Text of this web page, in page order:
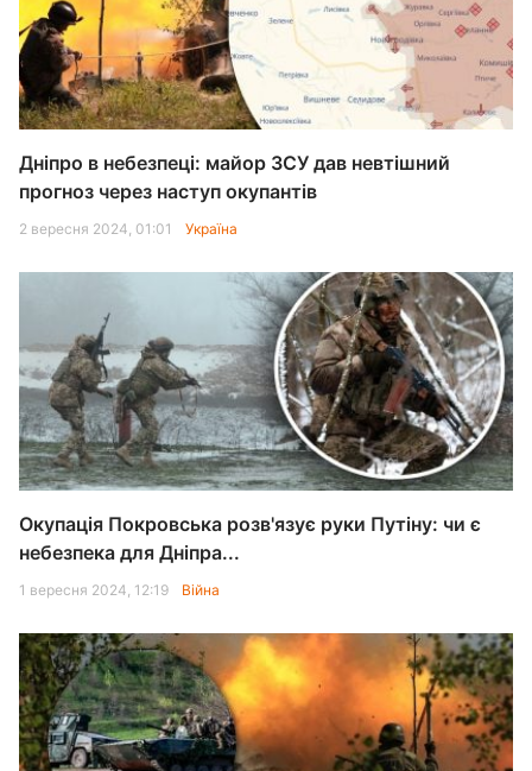
Дніпро в небезпеці: майор ЗСУ дав невтішний
прогноз через наступ окупантів
2 вересня 2024, 01:01 Україна
Окупація Покровська розв'язує руки Путіну: чи є
небезпека для Дніпра...
1 вересня 2024, 12:19 Війна